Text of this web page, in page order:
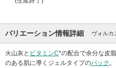
バリエーション情報詳細 ヴォルカ
火山灰と ビタミンC*の配合で余分な皮
のある肌に導くジェルタイプのパック 。